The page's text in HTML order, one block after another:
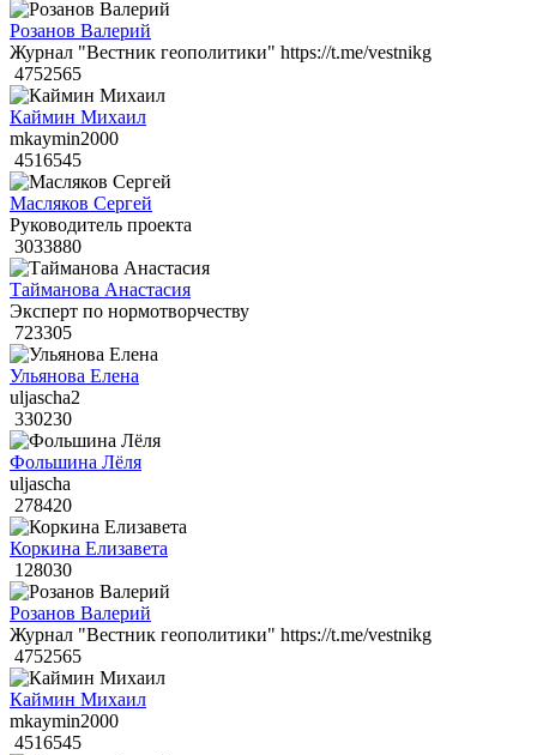
Розанов Валерий
Журнал "Вестник геополитики" https://t.me/vestnikg
4752565
Каймин Михаил
mkaymin2000
4516545
Масляков Сергей
Руководитель проекта
3033880
Тайманова Анастасия
Эксперт по нормотворчеству
723305
Ульянова Елена
uljascha2
330230
Фольшина Лёля
uljascha
278420
Коркина Елизавета
128030
Розанов Валерий
Журнал "Вестник геополитики" https://t.me/vestnikg
4752565
Каймин Михаил
mkaymin2000
4516545